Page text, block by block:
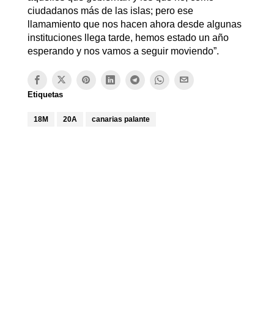
ciudadanos más de las islas; pero ese
llamamiento que nos hacen ahora desde algunas
instituciones llega tarde, hemos estado un año
esperando y nos vamos a seguir moviendo”.
Etiquetas
18M 20A canarias palante